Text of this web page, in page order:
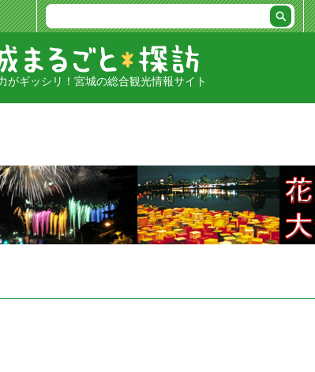
がギッシリ！宮城の総合観光情報サイト